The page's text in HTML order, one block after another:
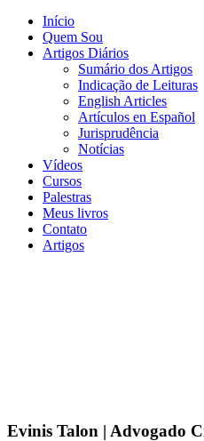
Início
Quem Sou
Artigos Diários
Sumário dos Artigos
Indicação de Leituras
English Articles
Artículos en Español
Jurisprudência
Notícias
Vídeos
Cursos
Palestras
Meus livros
Contato
Artigos
Evinis Talon | Advogado